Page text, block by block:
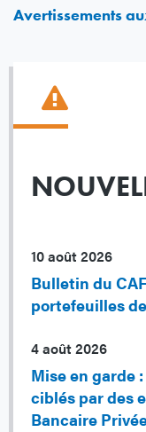
Avertissements
10 août 2026
Bulletin du
portefeuilles
4 août 2026
Mise en garde
ciblés par des
Bancaire